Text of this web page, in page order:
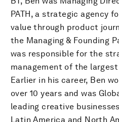
PATH, a strategic agency
value through product
the Managing & Founding
was responsible for the
management of the
Earlier in his career, Ben
over 10 years and was
leading creative
Latin America and North